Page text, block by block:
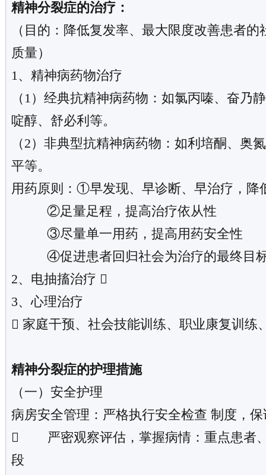
精神分裂症的治疗：
（目的：降低复发率、最大限度改善患者
质量）
1、精神病药物治疗
（1）经典抗精神病药物：如氯丙嗪、奋乃
啶醇、舒必利等。
（2）非典型抗精神病药物：如利培酮、奥
平等。
用药原则：①早发现、早诊断、早治疗，降
②足量足程，提高治疗依从性
③尽量单一用药，提高用药安全性
④促进患者回归社会为治疗的最终目
2、电抽搐治疗 
3、心理治疗
 家庭干预、社会技能训练、职业康复训练
精神分裂症的护理措施
（一）安全护理
病房安全管理：严格执行安全检查 制度，
 严密观察评估，掌握病情：重点患者
段